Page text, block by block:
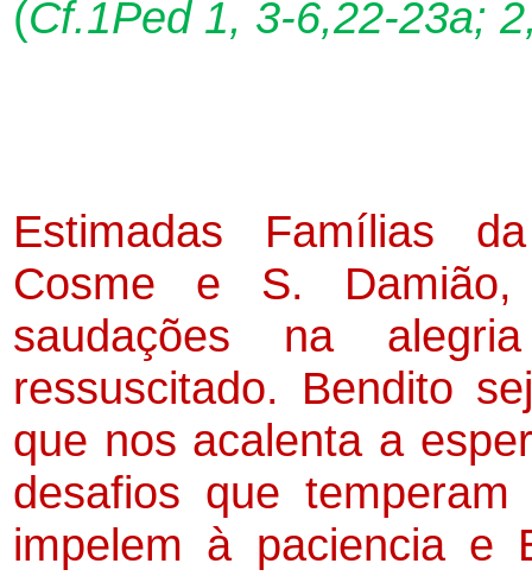
(Cf.1Ped 1, 3-6,22-23a;
Estimadas Famílias
Cosme e S.
saudações na
ressuscitado. Bendito
que nos acalenta a
desafios que
impelem à paciencia e